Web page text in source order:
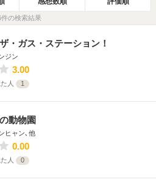
件の検索結果
・ガス・ステーション！
ジン
3.00
人 1
動物園
ヒャン､他
0.00
人 0